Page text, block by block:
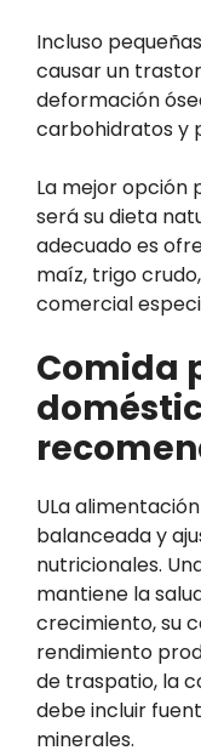
Incluso
causar un
deformación
carbohidratos y
La mejor opción
será su dieta
adecuado es
maíz, trigo
comercial
Comida
ULa
balanceada y
nutricionales.
mantiene la
crecimiento, su
rendimiento
de traspatio, la
debe incluir
minerales.